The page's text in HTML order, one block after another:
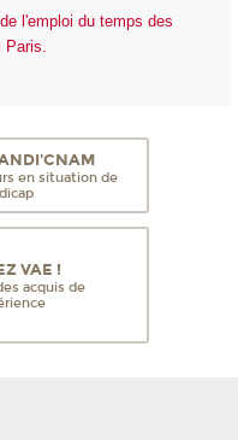
l'emploi du temps des
Paris.
en situation de
VAE !
acquis de